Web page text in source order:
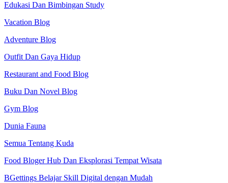
Edukasi Dan Bimbingan Study
Vacation Blog
Adventure Blog
Outfit Dan Gaya Hidup
Restaurant and Food Blog
Buku Dan Novel Blog
Gym Blog
Dunia Fauna
Semua Tentang Kuda
Food Bloger Hub Dan Eksplorasi Tempat Wisata
BGettings Belajar Skill Digital dengan Mudah